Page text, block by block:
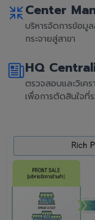
Center
บริหารจัดการข้อมู
กระจายสู่สาขา
HQ
ตรวจสอบและวิเค
เพื่อการตัดสินใจที่ร